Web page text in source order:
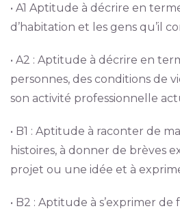
• A1 Aptitude à décrire en
d’habitation et les gens qu’il
• A2 : Aptitude à décrire en
personnes, des conditions de
son activité professionnelle
• B1 : Aptitude à raconter de
histoires, à donner de brèves
projet ou une idée et à
• B2 : Aptitude à s’exprimer